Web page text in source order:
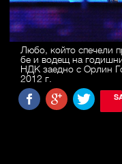
Любо, който спечели
бе и водещ на
НДК заедно с Орлин
2012 г.